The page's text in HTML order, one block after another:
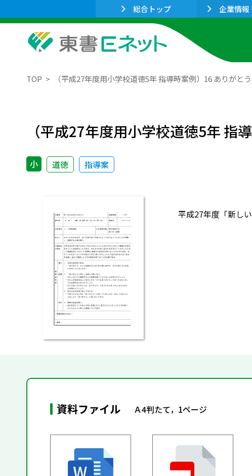
総合トップ 企業情報
TOP （平成27年度用小学校道徳5年 指導時案例）16 ありがと
（平成27年度用小学校道徳5年 指
小 道徳 指導案
平成27年度「新し
資料ファイル Ａ4判たて，1ページ